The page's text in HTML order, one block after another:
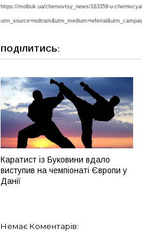
https://molbuk.ua/chernovtsy_news/163359-u-
ПОДІЛИТИСЬ:
Каратист із Буковини вдало
виступив на чемпіонаті Європи у
Данії
Немає Коментарів: